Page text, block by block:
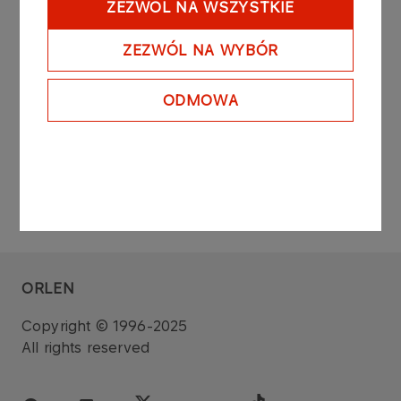
ZEZWÓL NA WSZYSTKIE
ZEZWÓL NA WYBÓR
ODMOWA
information whose disclosure is required under the
laws of a non-member state, dated March 29th
2018 (Dz. U. of 2018, item 757).
ORLEN
Copyright © 1996-2025
All rights reserved